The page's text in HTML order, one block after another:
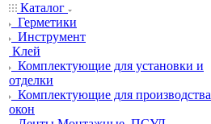
Каталог
Герметики
Инструмент
Клей
Комплектующие для установки и
отделки
Комплектующие для производства
окон